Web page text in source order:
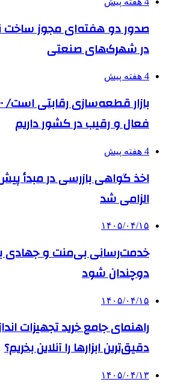
صدور دو هفته‌ای مجوز ساخت
در شهرک‌های صنعتی
4 هفته پیش
فعال و رقیب در کشور داریم
4 هفته پیش
اخذ گواهی بازرسی در مبدأ
الزامی شد
۱۴۰۵/۰۴/۱۵
خدمت‌رسانی بی‌منت و جهادی
دوچندان شود
۱۴۰۵/۰۴/۱۵
راهنمای جامع خرید تجهیزات
دقیق‌ترین ابزارها را آنلاین بخریم؟
۱۴۰۵/۰۴/۱۳